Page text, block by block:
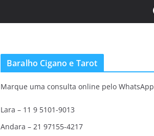
Baralho Cigano e Tarot
Marque uma consulta online pelo WhatsApp
Lara – 11 9 5101-9013
Andara – 21 97155-4217